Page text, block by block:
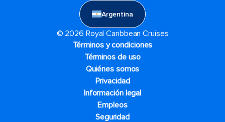
Argentina
© 2026 Royal Caribbean Cruises
Términos y condiciones
Términos de uso
Quiénes somos
Privacidad
Información legal
Empleos
Seguridad